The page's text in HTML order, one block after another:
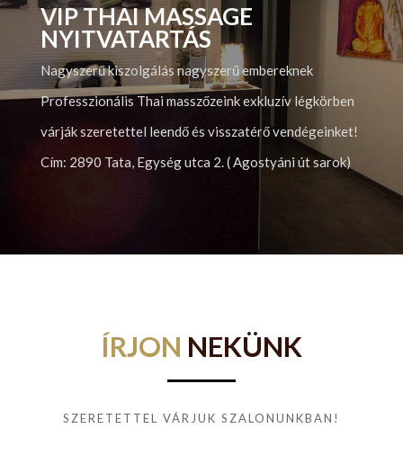
VIP THAI MASSAGE
NYITVATARTÁS
Nagyszerű kiszolgálás nagyszerű embereknek
Professzionális Thai masszőzeink exkluzív légkörben
várják szeretettel leendő és visszatérő vendégeinket!
Cím: 2890 Tata, Egység utca 2. ( Agostyáni út sarok)
ÍRJON NEKÜNK
SZERETETTEL VÁRJUK SZALONUNKBAN!